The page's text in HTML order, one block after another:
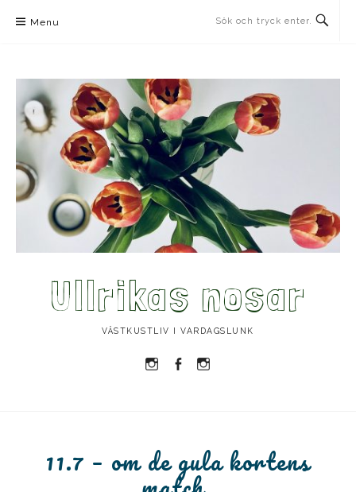
Menu
Ullrikas nosar
VÄSTKUSTLIV I VARDAGSLUNK
Instagram
Facebook
11.7 – om de gula kortens